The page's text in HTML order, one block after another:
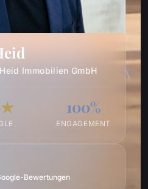
Immobilien GmbH
100%
ENGAGEMENT
Bewertungen